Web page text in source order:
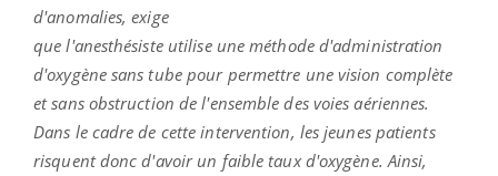
d'anomalies, exige
que l'anesthésiste utilise une méthode d'administration
d'oxygène sans tube pour permettre une vision complète
et sans obstruction de l'ensemble des voies aériennes.
Dans le cadre de cette intervention, les jeunes patients
risquent donc d'avoir un faible taux d'oxygène. Ainsi,